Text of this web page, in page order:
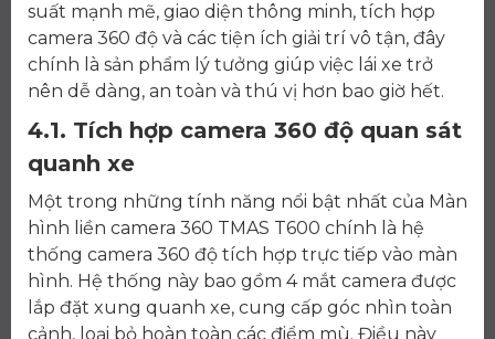
suất mạnh mẽ, giao diện thông minh, tích hợp
camera 360 độ và các tiện ích giải trí vô tận, đây
chính là sản phẩm lý tưởng giúp việc lái xe trở
nên dễ dàng, an toàn và thú vị hơn bao giờ hết.
4.1. Tích hợp camera 360 độ quan sát
quanh xe
Một trong những tính năng nổi bật nhất của Màn
hình liền camera 360 TMAS T600 chính là hệ
thống camera 360 độ tích hợp trực tiếp vào màn
hình. Hệ thống này bao gồm 4 mắt camera được
lắp đặt xung quanh xe, cung cấp góc nhìn toàn
cảnh, loại bỏ hoàn toàn các điểm mù. Điều này